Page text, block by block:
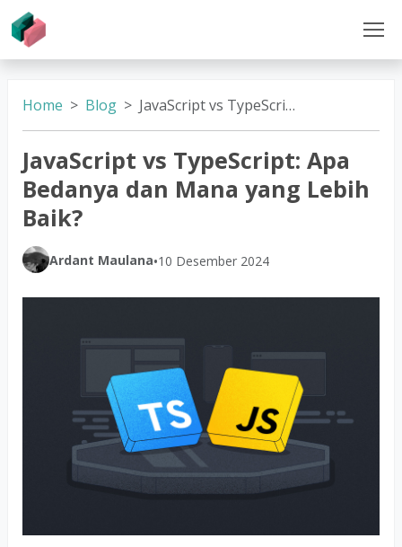
Home Blog JavaScript vs TypeScript: Apa Bedanya dan Mana yang Lebih Baik?
JavaScript vs TypeScript: Apa
Bedanya dan Mana yang Lebih
Baik?
Ardant Maulana•10 Desember 2024